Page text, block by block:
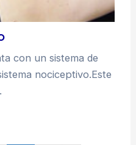
con un sistema de
nociceptivo.Este